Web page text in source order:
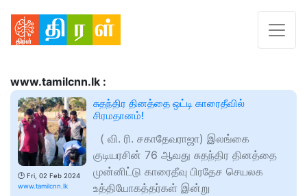
www.tamilcnn.lk :
🕑 Fri, 02 Feb 2024
www.tamilcnn.lk
சுதந்திர தினத்தை ஒட்டி காரைதீவில்
சிரமதானம்!
( வி. ரி. சகாதேவராஜா) இலங்கை
குடியரசின் 76 ஆவது சுதந்திர தினத்தை
முன்னிட்டு காரைதீவு பிரதேச செயலக
உத்தியோகத்தர்கள் இன்று